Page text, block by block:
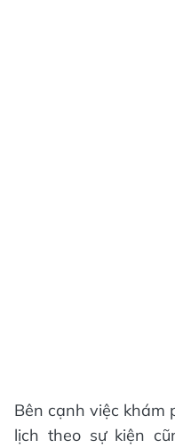
Bên cạnh việc khám
lịch theo sự kiện